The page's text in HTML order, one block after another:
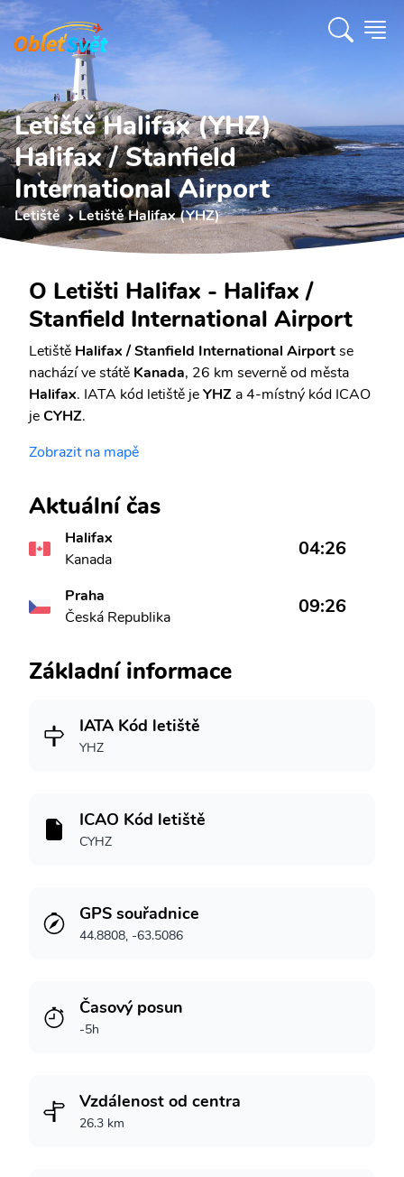
Letiště Halifax (YHZ)
Halifax / Stanfield
International Airport
Letiště Letiště Halifax (YHZ)
O Letišti Halifax - Halifax /
Stanfield International Airport
Letiště Halifax / Stanfield International Airportse
nachází ve státě Kanada, 26 km severně od města
Halifax. IATA kód letiště jeYHZ a 4-místný kód ICAO
jeCYHZ.
Zobrazit na mapě
Aktuální čas
Halifax
Kanada
04:26
Praha
Česká Republika
09:26
Základní informace
IATA Kód letiště
YHZ
ICAO Kód letiště
CYHZ
GPS souřadnice
44.8808, -63.5086
Časový posun
-5h
Vzdálenost od centra
26.3 km